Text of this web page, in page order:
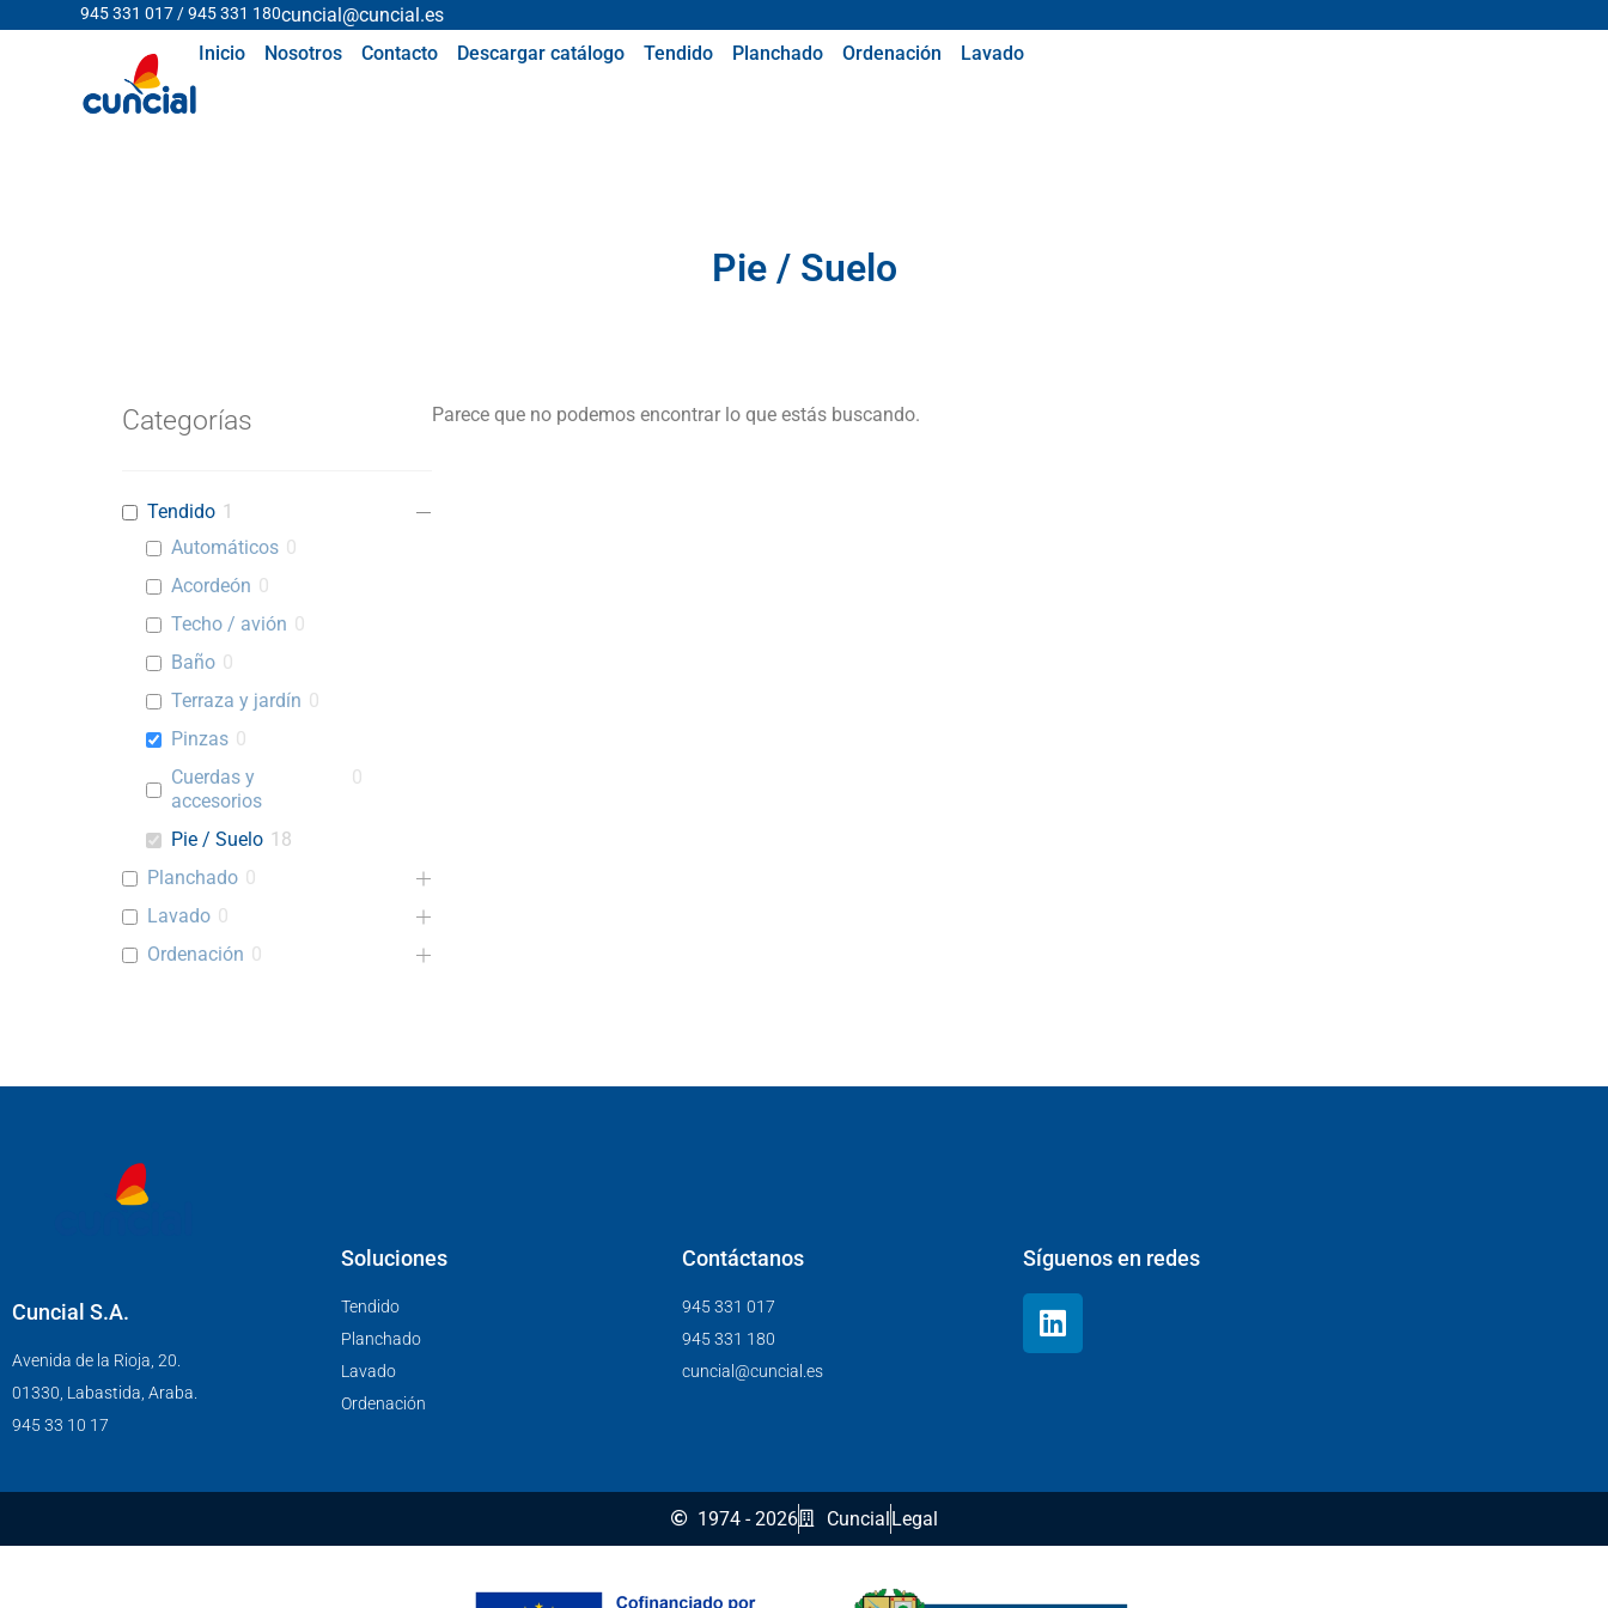
945 331 017 / 945 331 180cuncial@cuncial.es
Inicio
Nosotros Contacto Descargar catálogo Tendido Planchado Ordenación Lavado
Pie / Suelo
Categorías
Tendido 1
Automáticos 0
Acordeón 0
Techo / avión 0
Baño 0
Terraza y jardín 0
Pinzas 0
Cuerdas y
accesorios
0
Pie / Suelo 18
Planchado 0
Lavado 0
Ordenación 0
Parece que no podemos encontrar lo que estás buscando.
Cuncial S.A.
Avenida de la Rioja, 20.
01330, Labastida, Araba.
945 33 10 17
Soluciones
Tendido
Planchado
Lavado
Ordenación
Contáctanos
945 331 017
945 331 180
cuncial@cuncial.es
Síguenos en redes
1974 - 2026 CuncialLegal